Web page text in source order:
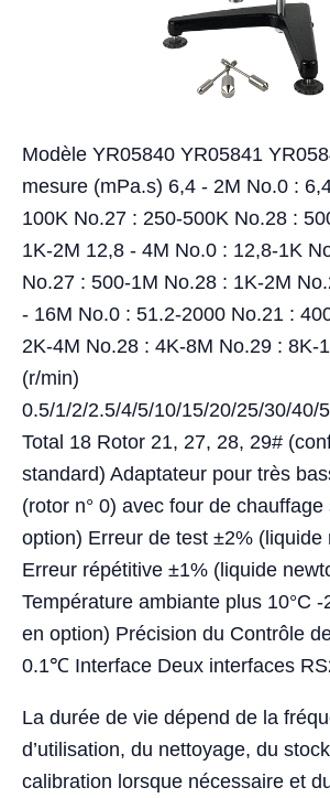
Modèle YR05840 YR05841
mesure (mPa.s) 6,4 - 2M No.0 :
100K No.27 : 250-500K No.28 :
1K-2M 12,8 - 4M No.0 : 12,8-1K
No.27 : 500-1M No.28 : 1K-2M
- 16M No.0 : 51.2-2000 No.21 :
2K-4M No.28 : 4K-8M No.29 : 8K-
(r/min)
0.5/1/2/2.5/4/5/10/15/20/25/30/40/
Total 18 Rotor 21, 27, 28, 29#
standard) Adaptateur pour très
(rotor n° 0) avec four de chauffage
option) Erreur de test ±2% (liquide
Erreur répétitive ±1% (liquide
Température ambiante plus 10°C -
en option) Précision du Contrôle
0.1℃ Interface Deux interfaces
La durée de vie dépend de la
d’utilisation, du nettoyage, du
calibration lorsque nécessaire et